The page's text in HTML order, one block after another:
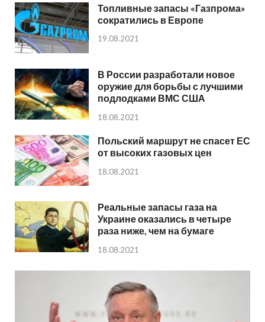
Топливные запасы «Газпрома»
сократились в Европе
19.08.2021
В России разработали новое
оружие для борьбы с лучшими
подлодками ВМС США
18.08.2021
Польский маршрут не спасет ЕС
от высоких газовых цен
18.08.2021
Реальные запасы газа на
Украине оказались в четыре
раза ниже, чем на бумаге
18.08.2021